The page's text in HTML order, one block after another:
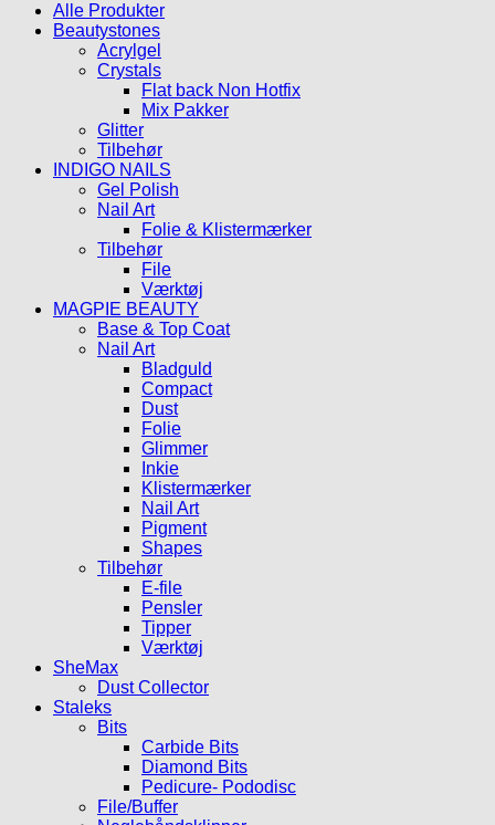
Alle Produkter
Beautystones
Acrylgel
Crystals
Flat back Non Hotfix
Mix Pakker
Glitter
Tilbehør
INDIGO NAILS
Gel Polish
Nail Art
Folie & Klistermærker
Tilbehør
File
Værktøj
MAGPIE BEAUTY
Base & Top Coat
Nail Art
Bladguld
Compact
Dust
Folie
Glimmer
Inkie
Klistermærker
Nail Art
Pigment
Shapes
Tilbehør
E-file
Pensler
Tipper
Værktøj
SheMax
Dust Collector
Staleks
Bits
Carbide Bits
Diamond Bits
Pedicure- Pododisc
File/Buffer